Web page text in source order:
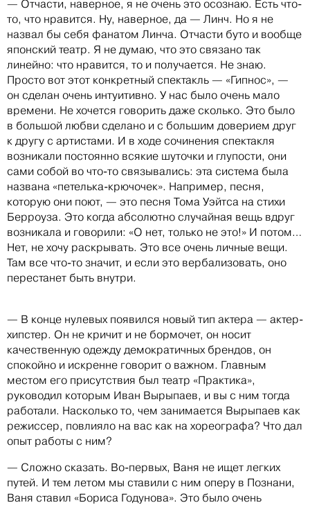
— Отчасти, наверное, я не очень это осознаю. Есть что-
то, что нравится. Ну, наверное, да — Линч. Но я не
назвал бы себя фанатом Линча. Отчасти буто и вообще
японский театр. Я не думаю, что это связано так
линейно: что нравится, то и получается. Не знаю.
Просто вот этот конкретный спектакль — «Гипнос», —
он сделан очень интуитивно. У нас было очень мало
времени. Не хочется говорить даже сколько. Это было
в большой любви сделано и с большим доверием друг
к другу с артистами. И в ходе сочинения спектакля
возникали постоянно всякие шуточки и глупости, они
сами собой во что-то связывались: эта система была
названа «петелька-крючочек». Например, песня,
которую они поют, — это песня Тома Уэйтса на стихи
Берроуза. Это когда абсолютно случайная вещь вдруг
возникала и говорили: «О нет, только не это!» И потом…
Нет, не хочу раскрывать. Это все очень личные вещи.
Там все что-то значит, и если это вербализовать, оно
перестанет быть внутри.
— В конце нулевых появился новый тип актера — актер-
хипстер. Он не кричит и не бормочет, он носит
качественную одежду демократичных брендов, он
спокойно и искренне говорит о важном. Главным
местом его присутствия был театр «Практика»,
руководил которым Иван Вырыпаев, и вы с ним тогда
работали. Насколько то, чем занимается Вырыпаев как
режиссер, повлияло на вас как на хореографа? Что дал
опыт работы с ним?
— Сложно сказать. Во-первых, Ваня не ищет легких
путей. И тем летом мы ставили с ним оперу в Познани,
Ваня ставил «Бориса Годунова». Это было очень